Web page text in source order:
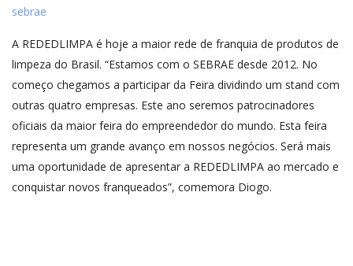
sebrae
A REDEDLIMPA é hoje a maior rede de franquia de produtos de
limpeza do Brasil. “Estamos com o SEBRAE desde 2012. No
começo chegamos a participar da Feira dividindo um stand com
outras quatro empresas. Este ano seremos patrocinadores
oficiais da maior feira do empreendedor do mundo. Esta feira
representa um grande avanço em nossos negócios. Será mais
uma oportunidade de apresentar a REDEDLIMPA ao mercado e
conquistar novos franqueados”, comemora Diogo.